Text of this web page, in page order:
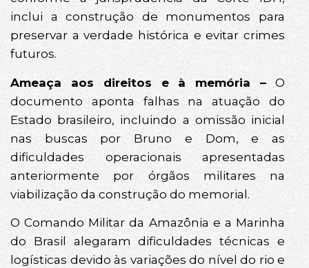
inclui a construção de monumentos para
preservar a verdade histórica e evitar crimes
futuros.
Ameaça aos direitos e à memória – O
documento aponta falhas na atuação do
Estado brasileiro, incluindo a omissão inicial
nas buscas por Bruno e Dom, e as
dificuldades operacionais apresentadas
anteriormente por órgãos militares na
viabilização da construção do memorial.
O Comando Militar da Amazônia e a Marinha
do Brasil alegaram dificuldades técnicas e
logísticas devido às variações do nível do rio e